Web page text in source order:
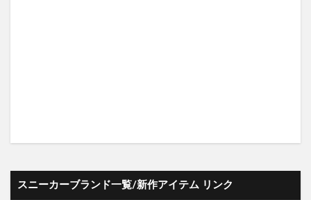
スニーカーブランド一覧/新作アイテム リンク